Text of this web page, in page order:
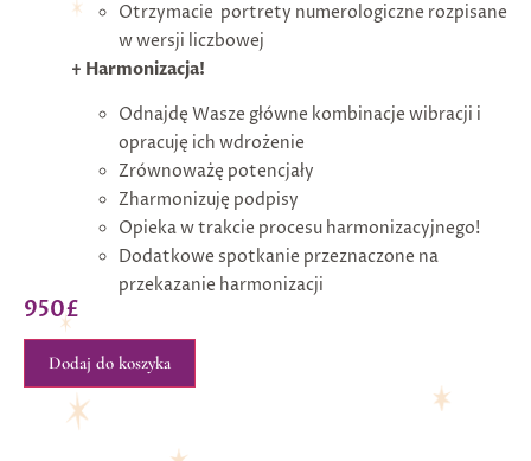
Otrzymacie portrety numerologiczne rozpisane
w wersji liczbowej
+ Harmonizacja!
Odnajdę Wasze główne kombinacje wibracji i
opracuję ich wdrożenie
Zrównoważę potencjały
Zharmonizuję podpisy
Opieka w trakcie procesu harmonizacyjnego!
Dodatkowe spotkanie przeznaczone na
przekazanie harmonizacji
950£
Dodaj do koszyka